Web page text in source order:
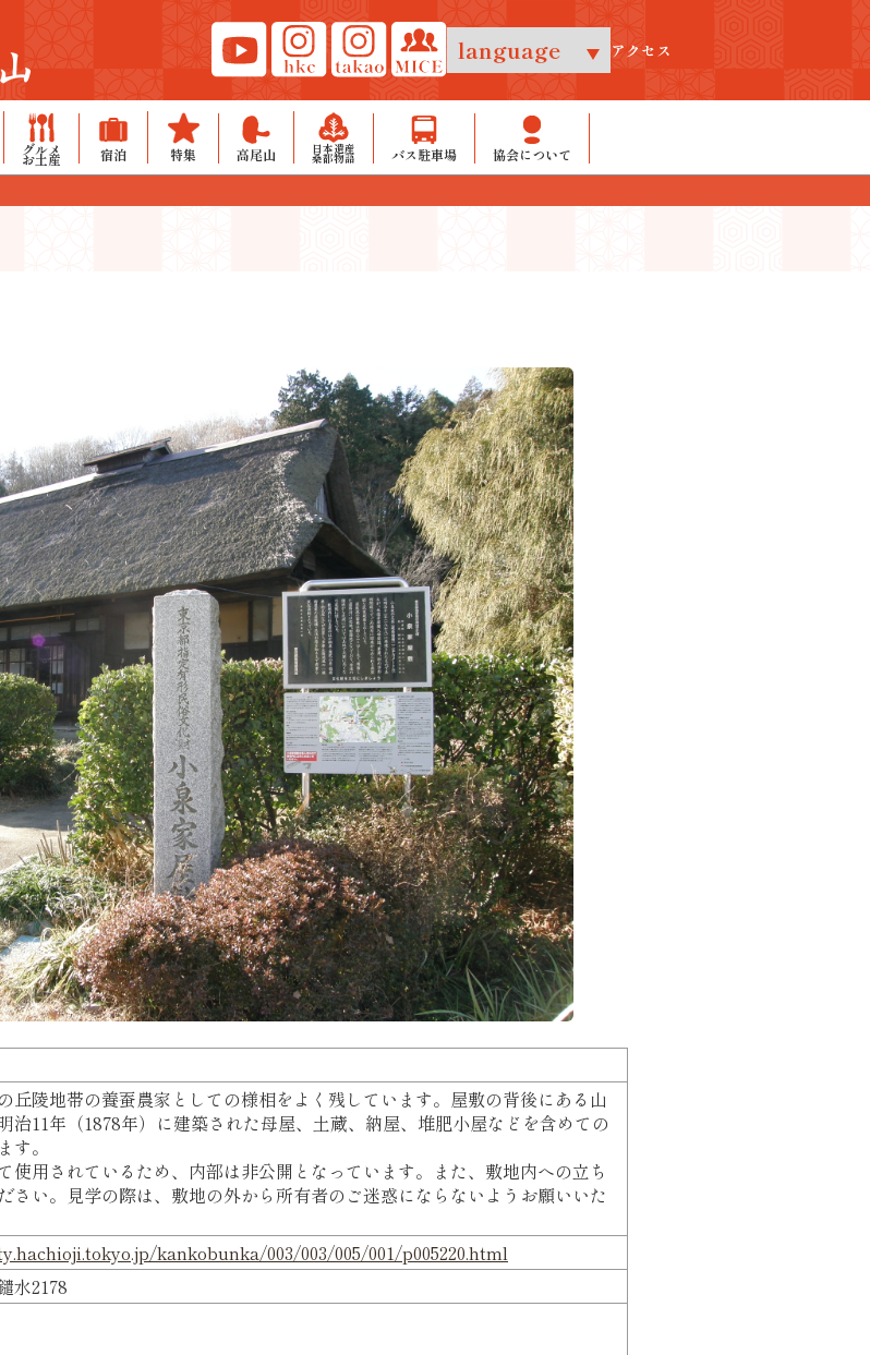
アクセス
グルメ
お土産 宿泊 特集 高尾山 日本遺産
桑都物語 バス駐車場 協会について
丘陵地帯の養蚕農家としての様相をよく残しています。屋敷の背後にある山
治11年（1878年）に建築された母屋、土蔵、納屋、堆肥小屋などを含めての
す。
使用されているため、内部は非公開となっています。また、敷地内への立ち
さい。見学の際は、敷地の外から所有者のご迷惑にならないようお願いいた
kankobunka/003/003/005/001/p005220.html
水2178